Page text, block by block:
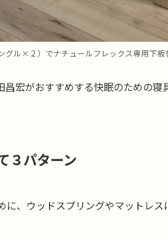
ル×２）でナチュールフレックス専用下板
昌宏がおすすめする快眠のための寝
３パターン
、ウッドスプリングやマットレ